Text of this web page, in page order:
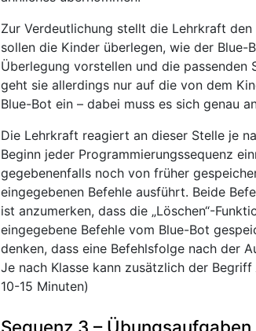
Zur Verdeutlichung stellt die Lehrkraft
sollen die Kinder überlegen, wie der
Überlegung vorstellen und die
geht sie allerdings nur auf die von dem
Blue-Bot ein – dabei muss es sich genau
Die Lehrkraft reagiert an dieser Stelle je
Beginn jeder Programmierungssequenz
gegebenenfalls noch von früher
eingegebenen Befehle ausführt. Beide
ist anzumerken, dass die „Löschen“-
eingegebene Befehle vom Blue-Bot
denken, dass eine Befehlsfolge nach der
Je nach Klasse kann zusätzlich der Begriff
10-15 Minuten)